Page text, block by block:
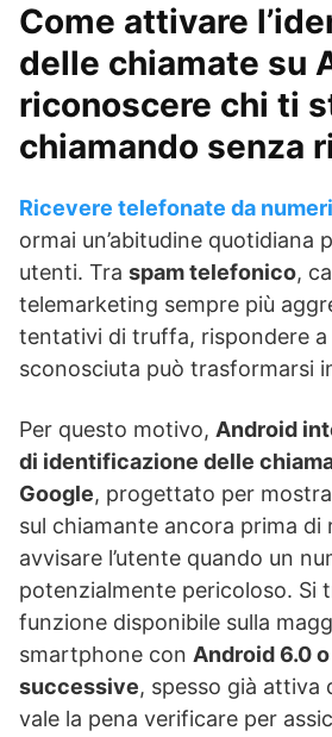
Come attivare
delle chiamate su
riconoscere chi ti
chiamando senza
Ricevere telefonate da
ormai un’abitudine quotidiana
utenti. Tra spam telefonico,
telemarketing sempre più
tentativi di truffa, rispondere a
sconosciuta può trasformarsi
Per questo motivo, Android
di identificazione delle
Google, progettato per
sul chiamante ancora prima di
avvisare l’utente quando un
potenzialmente pericoloso. Si
funzione disponibile sulla
smartphone con Android 6.0
successive, spesso già attiva
vale la pena verificare per